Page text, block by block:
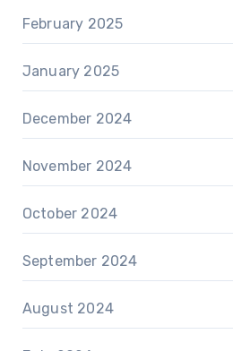
February 2025
January 2025
December 2024
November 2024
October 2024
September 2024
August 2024